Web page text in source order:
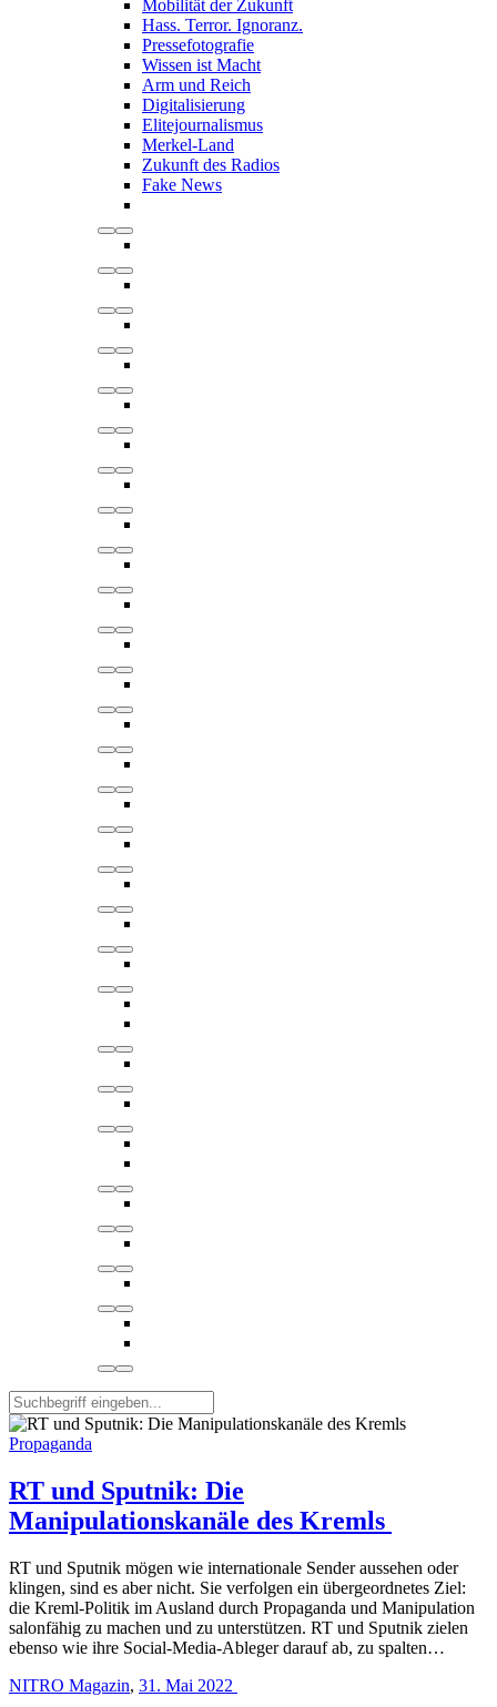
Mobilität der Zukunft
Hass. Terror. Ignoranz.
Pressefotografie
Wissen ist Macht
Arm und Reich
Digitalisierung
Elitejournalismus
Merkel-Land
Zukunft des Radios
Fake News
Propaganda
RT und Sputnik: Die
Manipulationskanäle des Kremls
RT und Sputnik mögen wie internationale Sender aussehen oder
klingen, sind es aber nicht. Sie verfolgen ein übergeordnetes Ziel:
die Kreml-Politik im Ausland durch Propaganda und Manipulation
salonfähig zu machen und zu unterstützen. RT und Sputnik zielen
ebenso wie ihre Social-Media-Ableger darauf ab, zu spalten…
NITRO Magazin, 31. Mai 2022